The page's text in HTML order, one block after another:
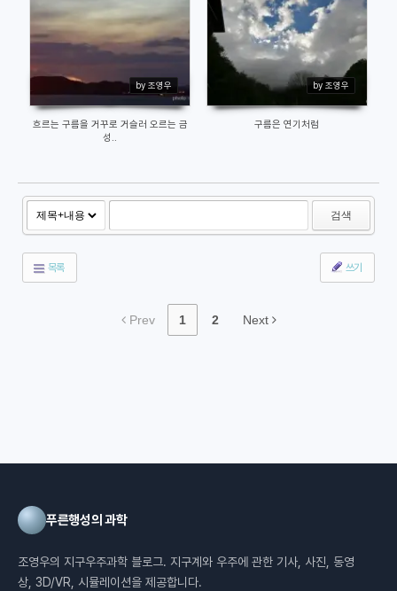
by 조영우
흐르는 구름을 거꾸로 거슬러 오르는 금
성..
by 조영우
11656
구름은 연기처럼
검색
목록 쓰기
Prev 1 2 Next
푸른행성의 과학
조영우의 지구우주과학 블로그. 지구계와 우주에 관한 기사, 사진, 동영
상, 3D/VR, 시뮬레이션을 제공합니다.